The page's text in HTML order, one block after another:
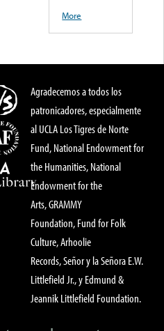
More
Agradecemos a todos los
patronicadores, especialmente
al UCLA Los Tigres de Norte
Fund, National Endowment for
the Humanities, National
Endowment for the
Arts, GRAMMY
Foundation, Fund for Folk
Culture, Arhoolie
Records, Señor y la Señora E.W.
Littlefield Jr., y Edmund &
Jeannik Littlefield Foundation.